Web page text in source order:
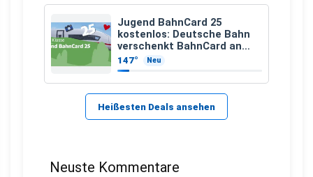
Jugend BahnCard 25
kostenlos: Deutsche Bahn
verschenkt BahnCard an
Kinder und Jugendliche
147° Neu
Heißesten Deals ansehen
Neuste Kommentare